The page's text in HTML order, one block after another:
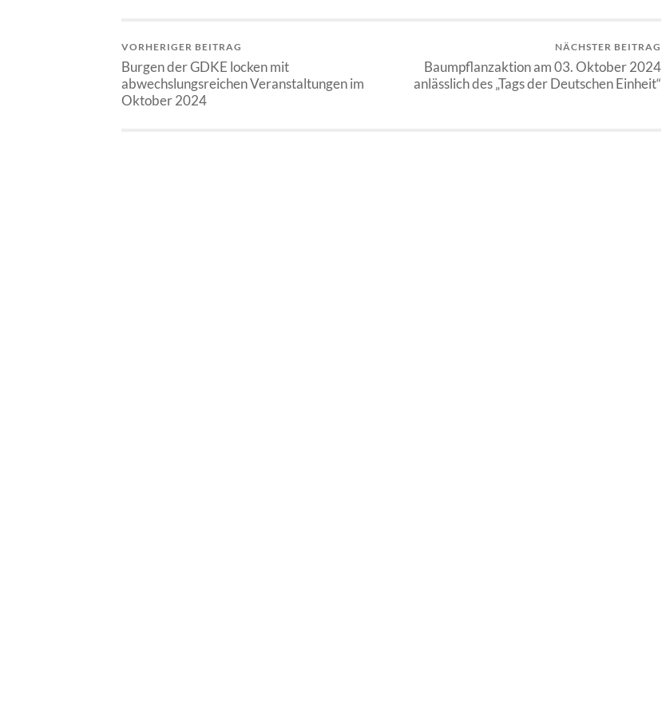
VORHERIGER BEITRAG
Burgen der GDKE locken mit
abwechslungsreichen Veranstaltungen im
Oktober 2024
NÄCHSTER BEITRAG
Baumpflanzaktion am 03. Oktober 2024
anlässlich des „Tags der Deutschen Einheit“